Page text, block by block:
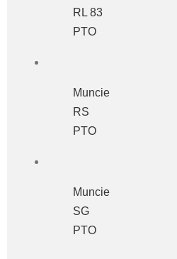
RL 83
PTO
Muncie
RS
PTO
Muncie
SG
PTO